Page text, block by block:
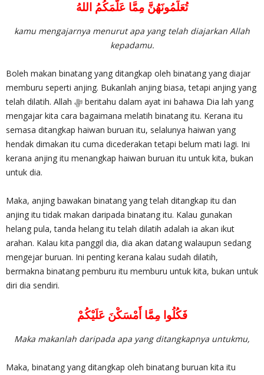
تُعَلِّمُونَهُنَّ مِمَّا عَلَّمَكُمُ اللهُ
kamu mengajarnya menurut apa yang telah diajarkan Allah
kepadamu.
Boleh makan binatang yang ditangkap oleh binatang yang diajar
memburu seperti anjing. Bukanlah anjing biasa, tetapi anjing yang
telah dilatih. Allah ‎ﷻ beritahu dalam ayat ini bahawa Dia lah yang
mengajar kita cara bagaimana melatih binatang itu. Kerana itu
semasa ditangkap haiwan buruan itu, selalunya haiwan yang
hendak dimakan itu cuma dicederakan tetapi belum mati lagi. Ini
kerana anjing itu menangkap haiwan buruan itu untuk kita, bukan
untuk dia.
Maka, anjing bawakan binatang yang telah ditangkap itu dan
anjing itu tidak makan daripada binatang itu. Kalau gunakan
helang pula, tanda helang itu telah dilatih adalah ia akan ikut
arahan. Kalau kita panggil dia, dia akan datang walaupun sedang
mengejar buruan. Ini penting kerana kalau sudah dilatih,
bermakna binatang pemburu itu memburu untuk kita, bukan untuk
diri dia sendiri.
فَكُلُوا مِمَّا أَمْسَكْنَ عَلَيْكُمْ
Maka makanlah daripada apa yang ditangkapnya untukmu,
Maka, binatang yang ditangkap oleh binatang buruan kita itu